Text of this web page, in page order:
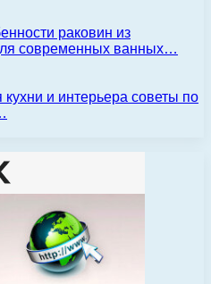
раковин из
современных ванных…
и интерьера советы по